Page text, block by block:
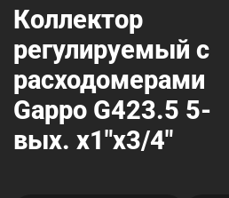
Коллектор
регулируемый с
расходомерами
Gappo G423.5 5-
вых. x1"x3/4"